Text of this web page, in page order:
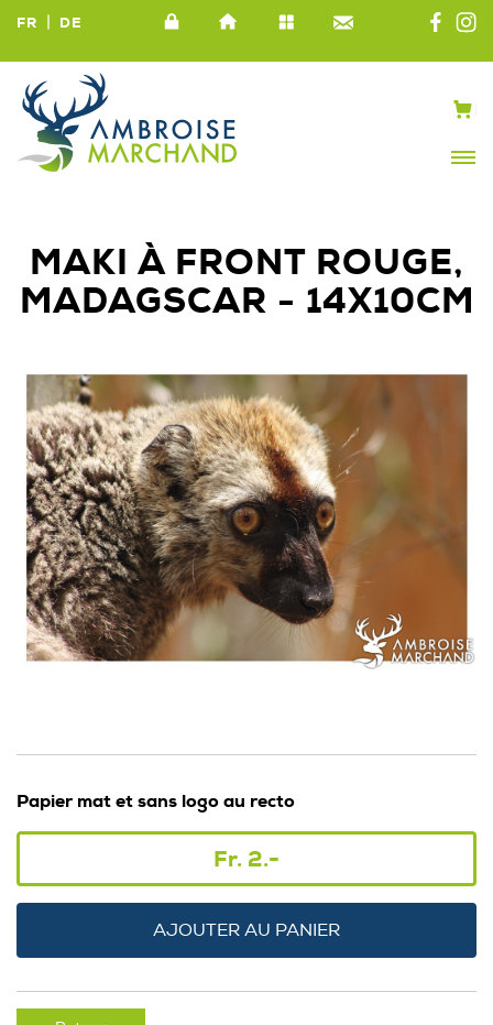
FR | DE
MAKI À FRONT ROUGE,
MADAGSCAR - 14X10CM
Papier mat et sans logo au recto
Fr. 2.-
AJOUTER AU PANIER